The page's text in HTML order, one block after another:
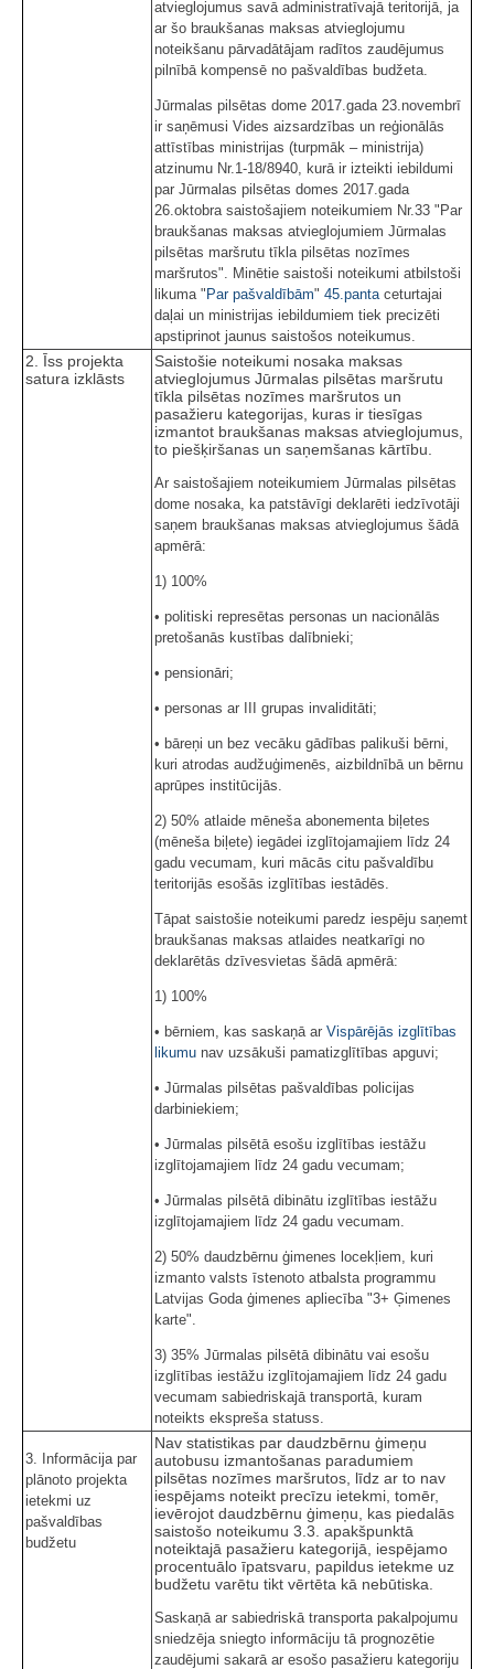
atvieglojumus savā administratīvajā teritorijā, ja
ar šo braukšanas maksas atvieglojumu
noteikšanu pārvadātājam radītos zaudējumus
pilnībā kompensē no pašvaldības budžeta.
Jūrmalas pilsētas dome 2017.gada 23.novembrī
ir saņēmusi Vides aizsardzības un reģionālās
attīstības ministrijas (turpmāk – ministrija)
atzinumu Nr.1-18/8940, kurā ir izteikti iebildumi
par Jūrmalas pilsētas domes 2017.gada
26.oktobra saistošajiem noteikumiem Nr.33 "Par
braukšanas maksas atvieglojumiem Jūrmalas
pilsētas maršrutu tīkla pilsētas nozīmes
maršrutos". Minētie saistoši noteikumi atbilstoši
likuma "Par pašvaldībām" 45.panta ceturtajai
daļai un ministrijas iebildumiem tiek precizēti
apstiprinot jaunus saistošos noteikumus.
2. Īss projekta
satura izklāsts
Saistošie noteikumi nosaka maksas
atvieglojumus Jūrmalas pilsētas maršrutu
tīkla pilsētas nozīmes maršrutos un
pasažieru kategorijas, kuras ir tiesīgas
izmantot braukšanas maksas atvieglojumus,
to piešķiršanas un saņemšanas kārtību.
Ar saistošajiem noteikumiem Jūrmalas pilsētas
dome nosaka, ka patstāvīgi deklarēti iedzīvotāji
saņem braukšanas maksas atvieglojumus šādā
apmērā:
1) 100%
• politiski represētas personas un nacionālās
pretošanās kustības dalībnieki;
• pensionāri;
• personas ar III grupas invaliditāti;
• bāreņi un bez vecāku gādības palikuši bērni,
kuri atrodas audžuģimenēs, aizbildnībā un bērnu
aprūpes institūcijās.
2) 50% atlaide mēneša abonementa biļetes
(mēneša biļete) iegādei izglītojamajiem līdz 24
gadu vecumam, kuri mācās citu pašvaldību
teritorijās esošās izglītības iestādēs.
Tāpat saistošie noteikumi paredz iespēju saņemt
braukšanas maksas atlaides neatkarīgi no
deklarētās dzīvesvietas šādā apmērā:
1) 100%
• bērniem, kas saskaņā ar Vispārējās izglītības
likumu nav uzsākuši pamatizglītības apguvi;
• Jūrmalas pilsētas pašvaldības policijas
darbiniekiem;
• Jūrmalas pilsētā esošu izglītības iestāžu
izglītojamajiem līdz 24 gadu vecumam;
• Jūrmalas pilsētā dibinātu izglītības iestāžu
izglītojamajiem līdz 24 gadu vecumam.
2) 50% daudzbērnu ģimenes locekļiem, kuri
izmanto valsts īstenoto atbalsta programmu
Latvijas Goda ģimenes apliecība "3+ Ģimenes
karte".
3) 35% Jūrmalas pilsētā dibinātu vai esošu
izglītības iestāžu izglītojamajiem līdz 24 gadu
vecumam sabiedriskajā transportā, kuram
noteikts ekspreša statuss.
3. Informācija par
plānoto projekta
ietekmi uz
pašvaldības
budžetu
Nav statistikas par daudzbērnu ģimeņu
autobusu izmantošanas paradumiem
pilsētas nozīmes maršrutos, līdz ar to nav
iespējams noteikt precīzu ietekmi, tomēr,
ievērojot daudzbērnu ģimeņu, kas piedalās
saistošo noteikumu 3.3. apakšpunktā
noteiktajā pasažieru kategorijā, iespējamo
procentuālo īpatsvaru, papildus ietekme uz
budžetu varētu tikt vērtēta kā nebūtiska.
Saskaņā ar sabiedriskā transporta pakalpojumu
sniedzēja sniegto informāciju tā prognozētie
zaudējumi sakarā ar esošo pasažieru kategoriju